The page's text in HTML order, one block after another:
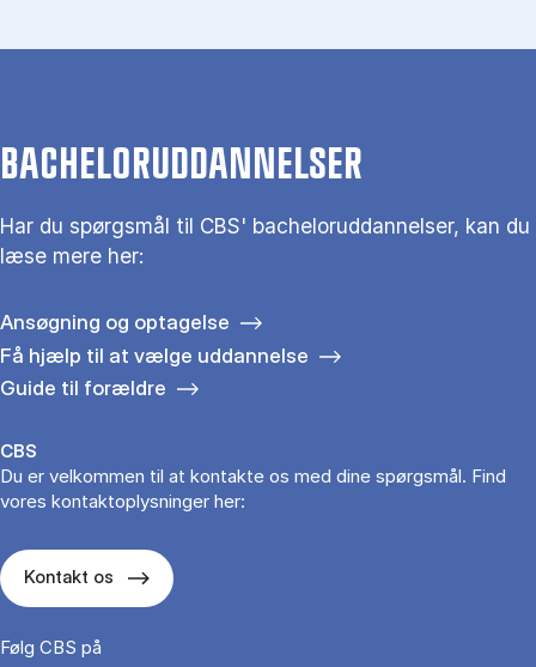
BACHELORUDDANNELSER
Har du spørgsmål til CBS' bacheloruddannelser, kan du
læse mere her:
Ansøgning og optagelse
Få hjælp til at vælge uddannelse
Guide til forældre
CBS
Du er velkommen til at kontakte os med dine spørgsmål. Find
vores kontaktoplysninger her:
Kontakt os
Følg CBS på